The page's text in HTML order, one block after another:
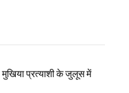
प्रत्याशी के जुलूस में